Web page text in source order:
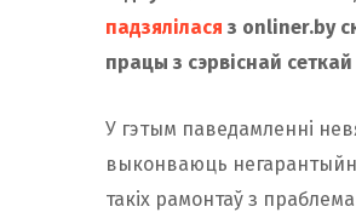
падзялілася з onliner.by
працы з сэрвіснай
У гэтым паведамленні
выконваюць
такіх рамонтаў з